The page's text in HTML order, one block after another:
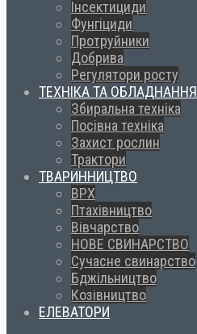
Інсектициди
Фунгіциди
Протруйники
Добрива
Регулятори росту
ТЕХНІКА ТА ОБЛАДНАННЯ
Збиральна техніка
Посівна техніка
Захист рослин
Трактори
ТВАРИННИЦТВО
ВРХ
Птахівництво
Вівчарство
НОВЕ СВИНАРСТВО
Сучасне свинарство
Бджільництво
Козівництво
ЕЛЕВАТОРИ